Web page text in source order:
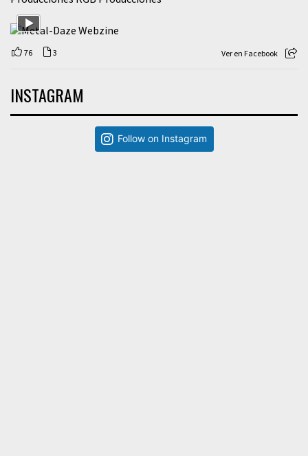
76 3 Ver en Facebook
INSTAGRAM
Follow on Instagram